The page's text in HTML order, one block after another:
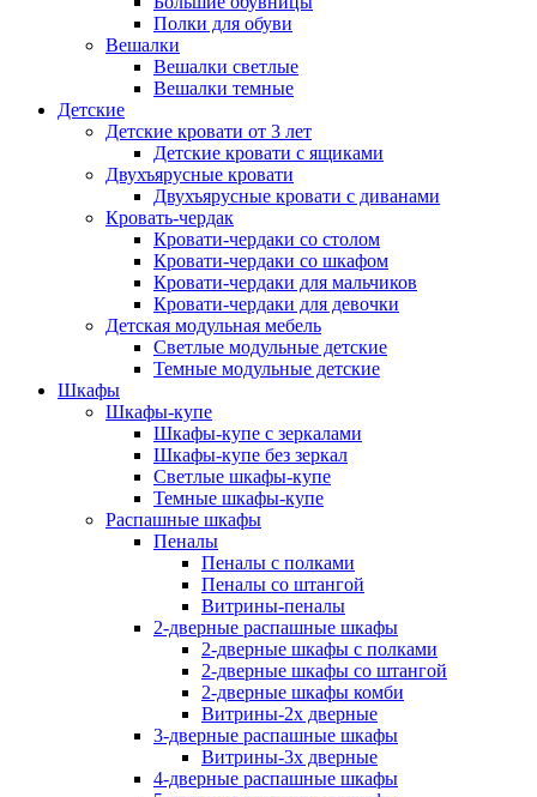
Полки для обуви
Вешалки
Вешалки светлые
Вешалки темные
Детские
Детские кровати от 3 лет
Детские кровати с ящиками
Двухъярусные кровати
Двухъярусные кровати с диванами
Кровать-чердак
Кровати-чердаки со столом
Кровати-чердаки со шкафом
Кровати-чердаки для мальчиков
Кровати-чердаки для девочки
Детская модульная мебель
Светлые модульные детские
Темные модульные детские
Шкафы
Шкафы-купе
Шкафы-купе с зеркалами
Шкафы-купе без зеркал
Светлые шкафы-купе
Темные шкафы-купе
Распашные шкафы
Пеналы
Пеналы с полками
Пеналы со штангой
Витрины-пеналы
2-дверные распашные шкафы
2-дверные шкафы с полками
2-дверные шкафы со штангой
2-дверные шкафы комби
Витрины-2х дверные
3-дверные распашные шкафы
Витрины-3х дверные
4-дверные распашные шкафы